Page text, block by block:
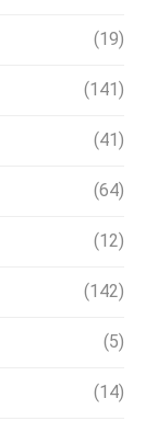
(19)
(141)
(41)
(64)
(12)
(142)
(5)
(14)